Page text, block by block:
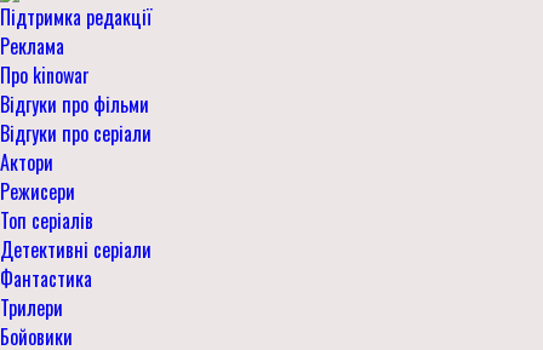
Підтримка редакції
Реклама
Про kinowar
Відгуки про фільми
Відгуки про серіали
Актори
Режисери
Топ серіалів
Детективні серіали
Фантастика
Трилери
Бойовики